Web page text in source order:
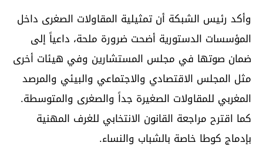
وأكد رئيس الشبكة أن تمثيلية المقاولات الصغرى داخل
المؤسسات الدستورية أضحت ضرورة ملحة، داعياً إلى
ضمان صوتها في مجلس المستشارين وفي هيئات أخرى
مثل المجلس الاقتصادي والاجتماعي والبيئي والمرصد
المغربي للمقاولات الصغيرة جداً والصغرى والمتوسطة.
كما اقترح مراجعة القانون الانتخابي للغرف المهنية
بإدماج كوطا خاصة بالشباب والنساء.